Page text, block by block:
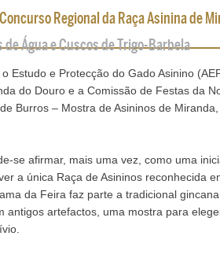
Regional da Raça Asinina de
Estudo e Protecção do Gado Asinino
do Douro e a Comissão de Festas da
Burros – Mostra de Asininos de
se afirmar, mais uma vez, como uma
a única Raça de Asininos reconhecida
da Feira faz parte a tradicional
antigos artefactos, uma mostra para
Água e Cuscos de Trigo-Barbela